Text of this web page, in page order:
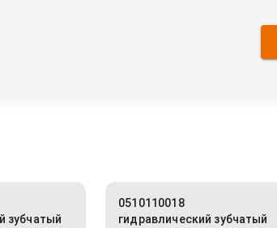
зубчатый
0510110018
гидравлический зубчатый